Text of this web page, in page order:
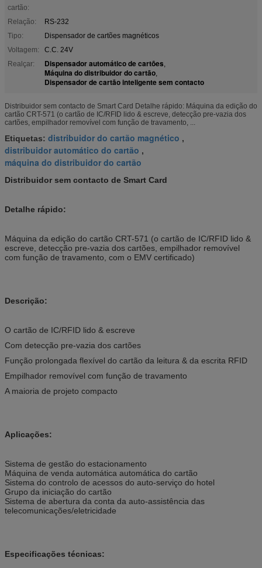
cartão:
Relação:
RS-232
Tipo:
Dispensador de cartões magnéticos
Voltagem:
C.C. 24V
Realçar:
Dispensador automático de cartões,
Máquina do distribuidor do cartão,
Dispensador de cartão inteligente sem contacto
Distribuidor sem contacto de Smart Card Detalhe rápido: Máquina da edição do
cartão CRT-571 (o cartão de IC/RFID lido & escreve, detecção pre-vazia dos
cartões, empilhador removível com função de travamento, ...
Etiquetas: distribuidor do cartão magnético ,
distribuidor automático do cartão ,
máquina do distribuidor do cartão
Distribuidor sem contacto de Smart Card
Detalhe rápido:
Máquina da edição do cartão CRT-571 (o cartão de IC/RFID lido &
escreve, detecção pre-vazia dos cartões, empilhador removível
com função de travamento, com o EMV certificado)
Descrição:
O cartão de IC/RFID lido & escreve
Com detecção pre-vazia dos cartões
Função prolongada flexível do cartão da leitura & da escrita RFID
Empilhador removível com função de travamento
A maioria de projeto compacto
Aplicações:
Sistema de gestão do estacionamento
Máquina de venda automática automática do cartão
Sistema do controlo de acessos do auto-serviço do hotel
Grupo da iniciação do cartão
Sistema de abertura da conta da auto-assistência das
telecomunicações/eletricidade
Especificações técnicas: